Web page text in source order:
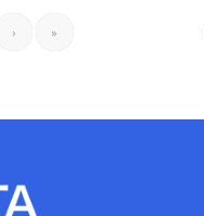
› »